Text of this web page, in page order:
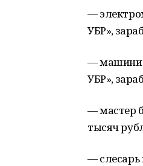
—
УБР»,
—
УБР»,
— мастер
тысяч
— слесарь